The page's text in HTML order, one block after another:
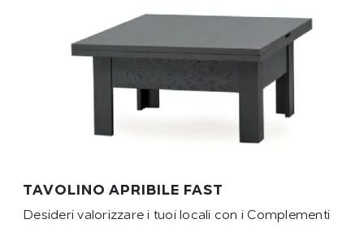
TAVOLINO APRIBILE FAST
Desideri valorizzare i tuoi locali con i Complementi